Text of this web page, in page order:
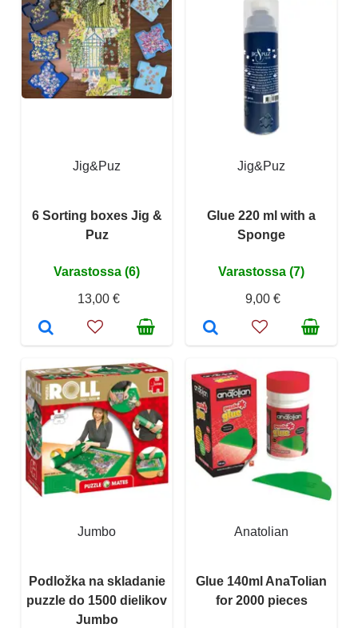
Jig&Puz
6 Sorting boxes Jig &
Puz
Varastossa (6)
13,00 €
Jig&Puz
Glue 220 ml with a
Sponge
Varastossa (7)
9,00 €
Jumbo
Podložka na skladanie
puzzle do 1500 dielikov
Jumbo
Anatolian
Glue 140ml AnaTolian
for 2000 pieces